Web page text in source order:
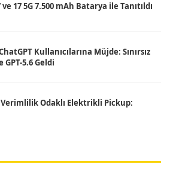
17 5G 7.500 mAh Batarya ile Tanıtıldı
Kullanıcılarına Müjde: Sınırsız
GPT-5.6 Geldi
Verimlilik Odaklı Elektrikli Pickup: